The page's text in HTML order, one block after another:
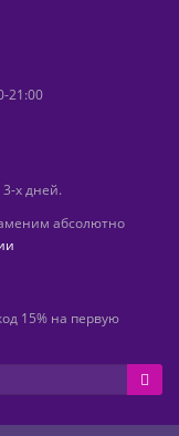
21:00
х дней.
абсолютно
15% на первую